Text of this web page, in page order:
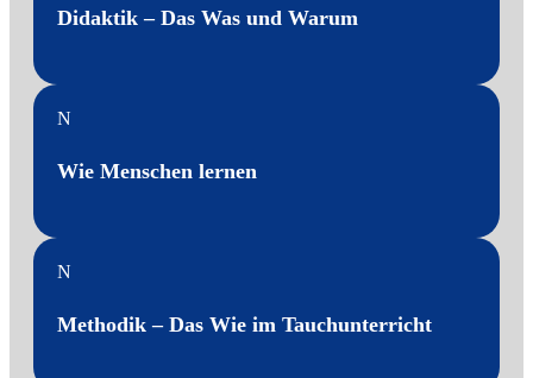
Didaktik – Das Was und Warum
N
Wie Menschen lernen
N
Methodik – Das Wie im Tauchunterricht